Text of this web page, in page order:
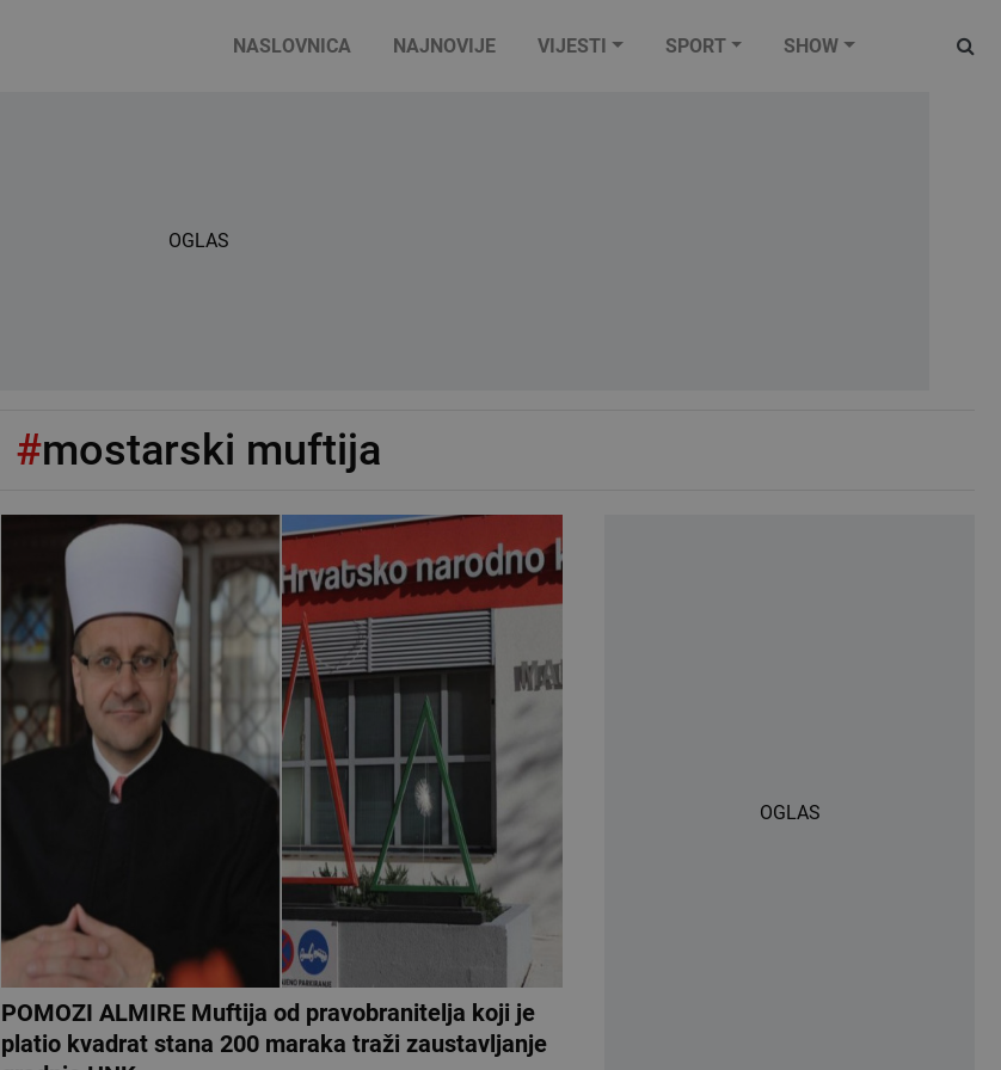
NASLOVNICA NAJNOVIJE VIJESTI SPORT SHOW
OGLAS
#mostarski muftija
POMOZI ALMIRE Muftija od pravobranitelja koji je
platio kvadrat stana 200 maraka traži zaustavljanje
OGLAS